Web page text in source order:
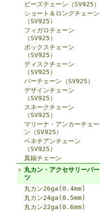
ビーズチェーン（SV925）
ショート＆ロングチェーン
（SV925）
フィガロチェーン
（SV925）
ボックスチェーン
（SV925）
ディスクチェーン
（SV925）
バーチェーン（SV925）
デザインチェーン
（SV925）
スネークチェーン
（SV925）
マリーナ・アンカーチェー
ン（SV925）
ベネチアンチェーン
（SV925）
真鍮チェーン
丸カン・アクセサリーパー
ツ
丸カン26ga(0.4mm)
丸カン24ga(0.5mm)
丸カン22ga(0.6mm)